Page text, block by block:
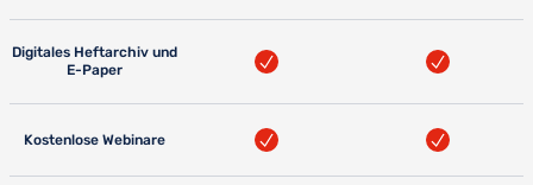
Digitales Heftarchiv und
E-Paper
Kostenlose Webinare